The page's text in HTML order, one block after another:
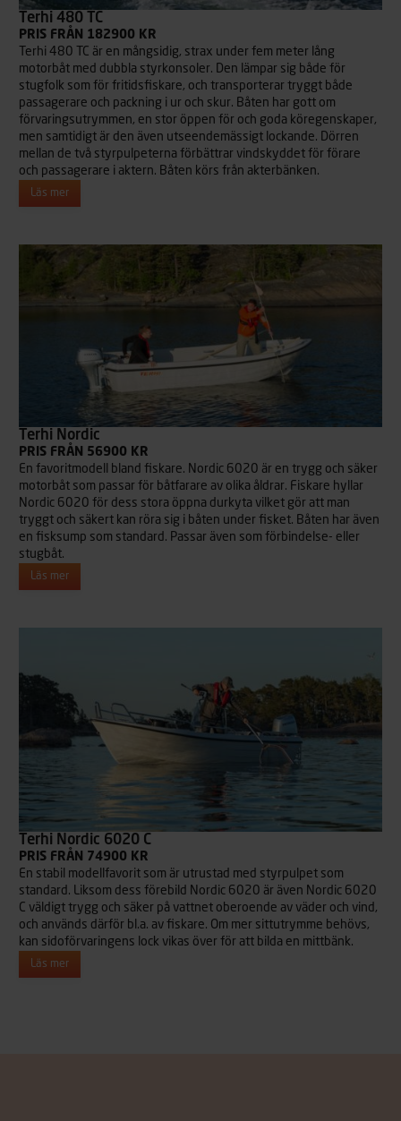
Terhi 480 TC
PRIS FRÅN 182900 KR
Terhi 480 TC är en mångsidig, strax under fem meter lång
motorbåt med dubbla styrkonsoler. Den lämpar sig både för
stugfolk som för fritidsfiskare, och transporterar tryggt både
passagerare och packning i ur och skur. Båten har gott om
förvaringsutrymmen, en stor öppen för och goda köregenskaper,
men samtidigt är den även utseendemässigt lockande. Dörren
mellan de två styrpulpeterna förbättrar vindskyddet för förare
och passagerare i aktern. Båten körs från akterbänken.
Läs mer
Terhi Nordic
PRIS FRÅN 56900 KR
En favoritmodell bland fiskare. Nordic 6020 är en trygg och säker
motorbåt som passar för båtfarare av olika åldrar. Fiskare hyllar
Nordic 6020 för dess stora öppna durkyta vilket gör att man
tryggt och säkert kan röra sig i båten under fisket. Båten har även
en fisksump som standard. Passar även som förbindelse- eller
stugbåt.
Läs mer
Terhi Nordic 6020 C
PRIS FRÅN 74900 KR
En stabil modellfavorit som är utrustad med styrpulpet som
standard. Liksom dess förebild Nordic 6020 är även Nordic 6020
C väldigt trygg och säker på vattnet oberoende av väder och vind,
och används därför bl.a. av fiskare. Om mer sittutrymme behövs,
kan sidoförvaringens lock vikas över för att bilda en mittbänk.
Läs mer